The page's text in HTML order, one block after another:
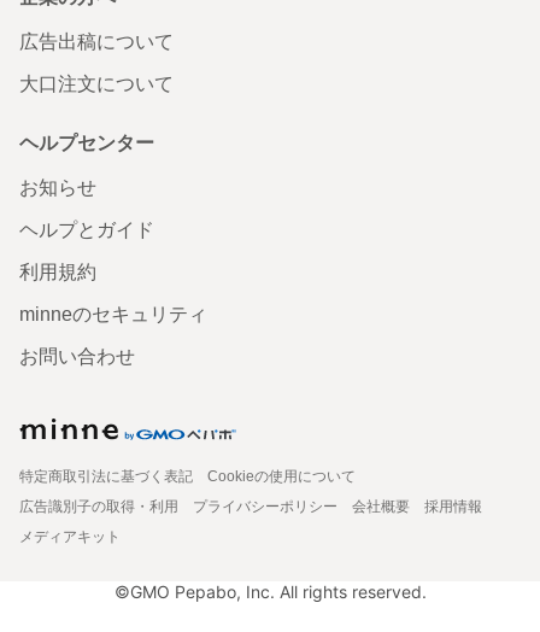
広告出稿について
大口注文について
ヘルプセンター
お知らせ
ヘルプとガイド
利用規約
minneのセキュリティ
お問い合わせ
特定商取引法に基づく表記
Cookieの使用について
広告識別子の取得・利用
プライバシーポリシー 会社概要
採用情報
メディアキット
©GMO Pepabo, Inc. All rights reserved.